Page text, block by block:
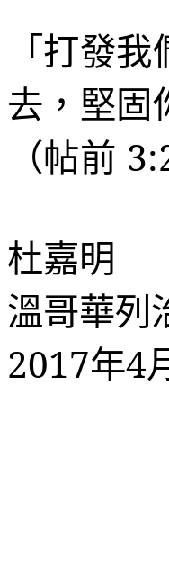
「打發
去，堅固
（帖前
杜嘉明
溫哥華列
2017年4